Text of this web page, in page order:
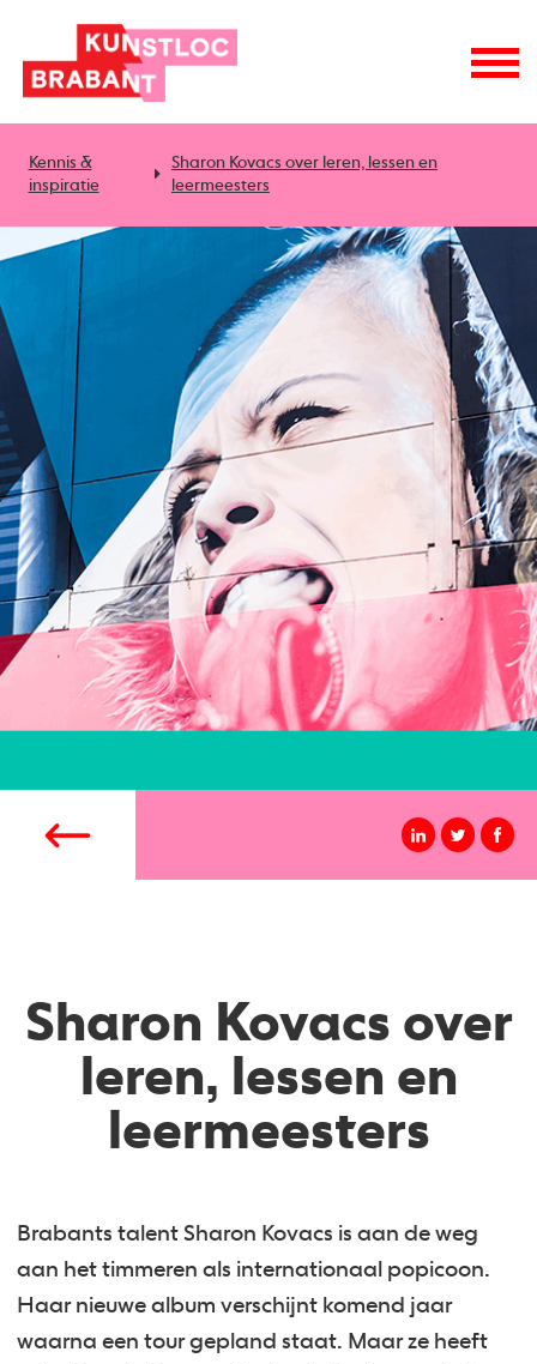
Kennis &
inspiratie
Sharon Kovacs over leren, lessen en
leermeesters
Sharon Kovacs over
leren, lessen en
leermeesters
Brabants talent Sharon Kovacs is aan de weg
aan het timmeren als internationaal popicoon.
Haar nieuwe album verschijnt komend jaar
waarna een tour gepland staat. Maar ze heeft